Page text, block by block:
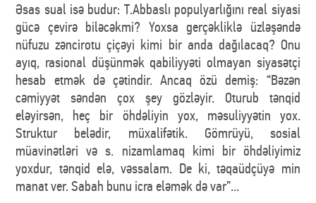
Əsas sual isə budur: T.Abbaslı populyarlığını real siyasi
gücə çevirə biləcəkmi? Yoxsa gerçəkliklə üzləşəndə
nüfuzu zəncirotu çiçəyi kimi bir anda dağılacaq? Onu
ayıq, rasional düşünmək qabiliyyəti olmayan siyasətçi
hesab etmək də çətindir. Ancaq özü demiş: “Bəzən
cəmiyyət səndən çox şey gözləyir. Oturub tənqid
eləyirsən, heç bir öhdəliyin yox, məsuliyyətin yox.
Struktur belədir, müxalifətik. Gömrüyü, sosial
müavinətləri və s. nizamlamaq kimi bir öhdəliyimiz
yoxdur, tənqid elə, vəssalam. De ki, təqaüdçüyə min
manat ver. Sabah bunu icra eləmək də var”...